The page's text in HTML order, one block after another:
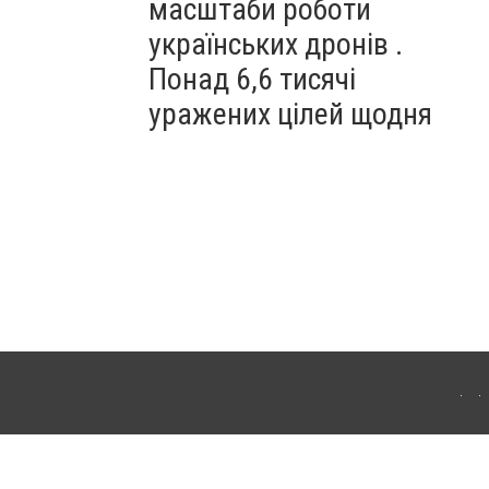
масштаби роботи
українських дронів .
Понад 6,6 тисячі
уражених цілей щодня